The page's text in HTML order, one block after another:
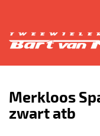
Merkloos
zwart atb